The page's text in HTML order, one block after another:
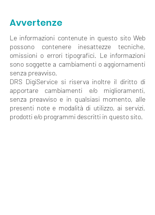
Avvertenze
Le informazioni contenute in questo sito Web
possono contenere inesattezze tecniche,
omissioni o errori tipografici. Le informazioni
sono soggette a cambiamenti o aggiornamenti
senza preavviso.
DRS DigiService si riserva inoltre il diritto di
apportare cambiamenti e/o miglioramenti,
senza preavviso e in qualsiasi momento, alle
presenti note e modalità di utilizzo, ai servizi,
prodotti e/o programmi descritti in questo sito.